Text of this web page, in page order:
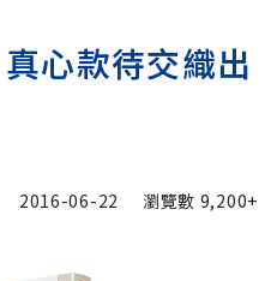
心款待交織出
2016-06-22 瀏覽數 9,200+